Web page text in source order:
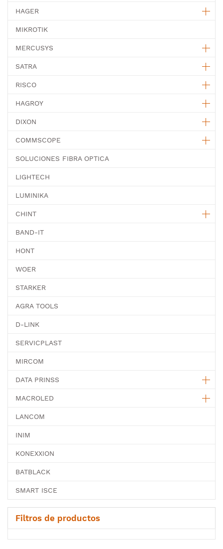
HAGER
MIKROTIK
MERCUSYS
SATRA
RISCO
HAGROY
DIXON
COMMSCOPE
SOLUCIONES FIBRA OPTICA
LIGHTECH
LUMINIKA
CHINT
BAND-IT
HONT
WOER
STARKER
AGRA TOOLS
D-LINK
SERVICPLAST
MIRCOM
DATA PRINSS
MACROLED
LANCOM
INIM
KONEXXION
BATBLACK
SMART ISCE
Filtros de productos